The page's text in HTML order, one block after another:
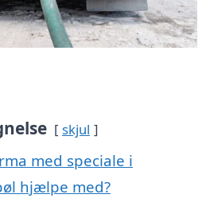
skjul
med speciale i
hjælpe med?